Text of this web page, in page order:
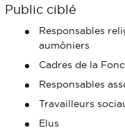
Public ciblé
Responsables
aumôniers
Cadres de la
Responsables
Travailleurs
Elus